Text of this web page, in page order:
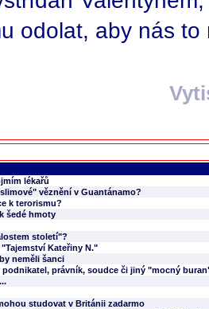
odolat, aby nás to
lékařů
věznění v Guantánamo?
k terorismu?
šedé hmoty
století"?
Kateřiny N."
neměli šanci
podnikatel, právník, soudce či jiný "mocný
studovat v Británii zadarmo